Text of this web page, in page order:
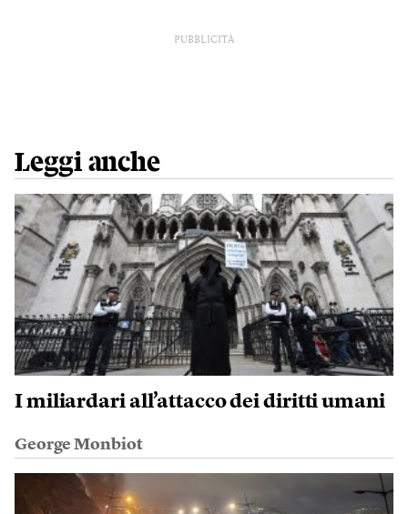
PUBBLICITÀ
Leggi anche
I miliardari all’attacco dei diritti umani
George Monbiot